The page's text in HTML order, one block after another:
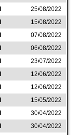
25/08/2022
15/08/2022
07/08/2022
06/08/2022
23/07/2022
12/06/2022
12/06/2022
15/05/2022
30/04/2022
30/04/2022